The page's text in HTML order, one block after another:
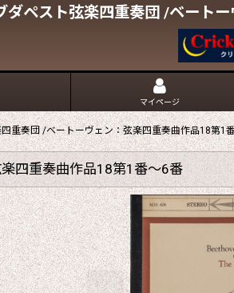
ダペスト弦楽四重奏団 /ベート
マイページ
重奏団 /ベートーヴェン：弦楽四重奏曲作品18第1
四重奏曲作品18第1番〜6番